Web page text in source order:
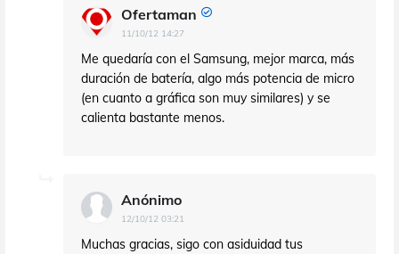
Ofertaman
11/10/12 14:27
Me quedaría con el Samsung, mejor marca, más
duración de batería, algo más potencia de micro
(en cuanto a gráfica son muy similares) y se
calienta bastante menos.
Anónimo
12/10/12 03:21
Muchas gracias, sigo con asiduidad tus